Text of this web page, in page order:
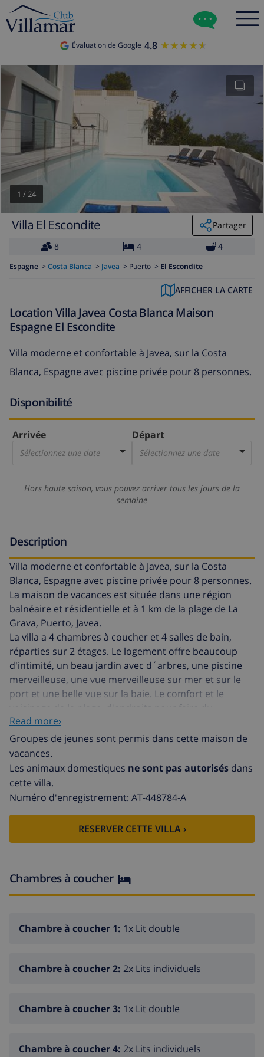
Évaluation de Google 4.8 ★★★★★
★★★★★
1 /24
Villa El Escondite
Partager
8
4 4
Espagne > Costa Blanca > Javea > Puerto > El Escondite
AFFICHER LA CARTE
Location Villa Javea Costa Blanca Maison
Espagne El Escondite
Villa moderne et confortable à Javea, sur la Costa
Blanca, Espagne avec piscine privée pour 8 personnes.
Disponibilité
Arrivée
Sélectionnez une date
Départ
Sélectionnez une date
Hors haute saison, vous pouvez arriver tous les jours de la
semaine
Description
Villa moderne et confortable à Javea, sur la Costa
Blanca, Espagne avec piscine privée pour 8 personnes.
La maison de vacances est située dans une région
balnéaire et résidentielle et à 1 km de la plage de La
Grava, Puerto, Javea.
La villa a 4 chambres à coucher et 4 salles de bain,
réparties sur 2 étages. Le logement offre beaucoup
d'intimité, un beau jardin avec d´arbres, une piscine
merveilleuse, une vue merveilleuse sur mer et sur le
port et une belle vue sur la baie. Le comfort et le
voisinage de la plage, d'endroits pour faire du
shopping, d'activités sportives, de lieux de
divertissement, d'endroits pour sortir, d'attractions et
de culture rendent cette villa un logement idéal pour
passer les vacances en Espagne avec votre famille ou
vos amis et même vos animaux domestiques.
Intérieur de la villa
villa de 2 étages
buanderie avec machine à laver
refrigérateur, congélateur, cafetière électrique,
Chambres à coucher et salles de bain
Read more›
Groupes de jeunes sont permis dans cette maison de
vacances.
Les animaux domestiques ne sont pas autorisés dans
cette villa.
Numéro d'enregistrement: AT-448784-A
RESERVER CETTE VILLA ›
Chambres à coucher
Chambre à coucher 1: 1x Lit double
Chambre à coucher 2: 2x Lits individuels
Chambre à coucher 3: 1x Lit double
Chambre à coucher 4: 2x Lits individuels